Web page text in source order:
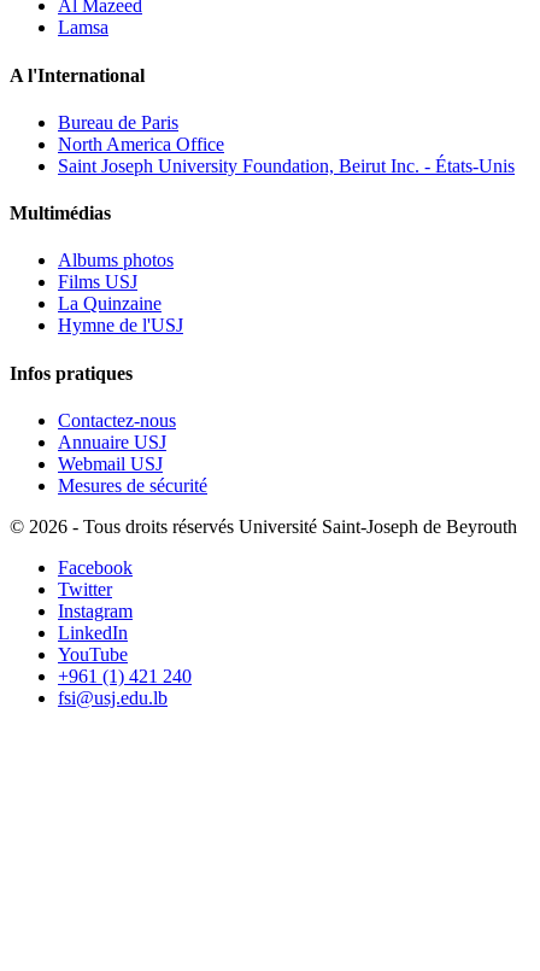
Al Mazeed
Lamsa
A l'International
Bureau de Paris
North America Office
Saint Joseph University Foundation, Beirut Inc. - États-Unis
Multimédias
Albums photos
Films USJ
La Quinzaine
Hymne de l'USJ
Infos pratiques
Contactez-nous
Annuaire USJ
Webmail USJ
Mesures de sécurité
© 2026 - Tous droits réservés Université Saint-Joseph de Beyrouth
Facebook
Twitter
Instagram
LinkedIn
YouTube
+961 (1) 421 240
fsi@usj.edu.lb